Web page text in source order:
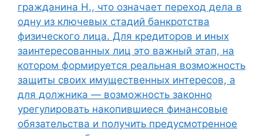
гражданина Н., что означает переход дела в
одну из ключевых стадий банкротства
физического лица. Для кредиторов и иных
заинтересованных лиц это важный этап, на
котором формируется реальная возможность
защиты своих имущественных интересов, а
для должника — возможность законно
урегулировать накопившиеся финансовые
обязательства и получить предусмотренное